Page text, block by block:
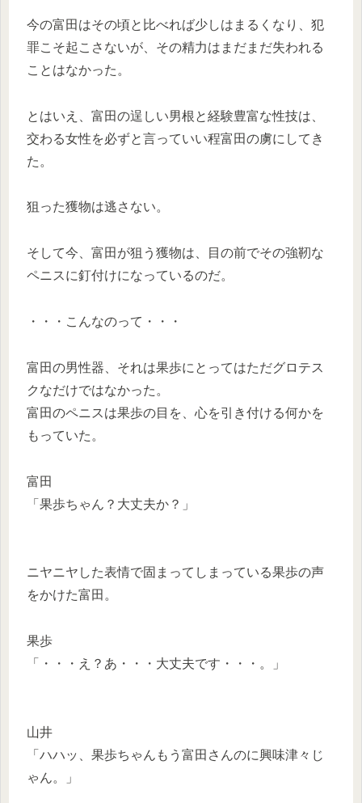
今の富田はその頃と比べれば少しはまるくなり、犯
罪こそ起こさないが、その精力はまだまだ失われる
ことはなかった。
とはいえ、富田の逞しい男根と経験豊富な性技は、
交わる女性を必ずと言っていい程富田の虜にしてき
た。
狙った獲物は逃さない。
そして今、富田が狙う獲物は、目の前でその強靭な
ペニスに釘付けになっているのだ。
・・・こんなのって・・・
富田の男性器、それは果歩にとってはただグロテス
クなだけではなかった。
富田のペニスは果歩の目を、心を引き付ける何かを
もっていた。
富田
「果歩ちゃん？大丈夫か？」
ニヤニヤした表情で固まってしまっている果歩の声
をかけた富田。
果歩
「・・・え？あ・・・大丈夫です・・・。」
山井
「ハハッ、果歩ちゃんもう富田さんのに興味津々じ
ゃん。」